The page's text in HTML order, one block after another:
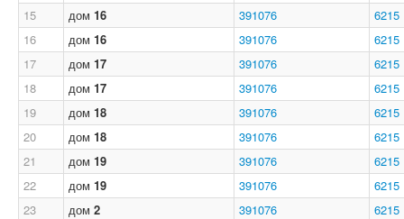
15
дом 16 391076
6215
16
дом 16 391076
6215
17
дом 17 391076
6215
18
дом 17 391076
6215
19
дом 18 391076
6215
20
дом 18 391076
6215
21
дом 19 391076
6215
22
дом 19 391076
6215
23
дом 2 391076
6215